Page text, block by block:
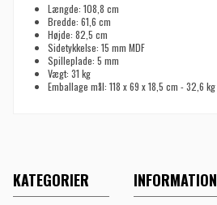
Længde: 108,8 cm
Bredde: 61,6 cm
Højde: 82,5 cm
Sidetykkelse: 15 mm MDF
Spilleplade: 5 mm
Vægt: 31 kg
Emballage mål: 118 x 69 x 18,5 cm - 32,6 kg
KATEGORIER INFORMATION